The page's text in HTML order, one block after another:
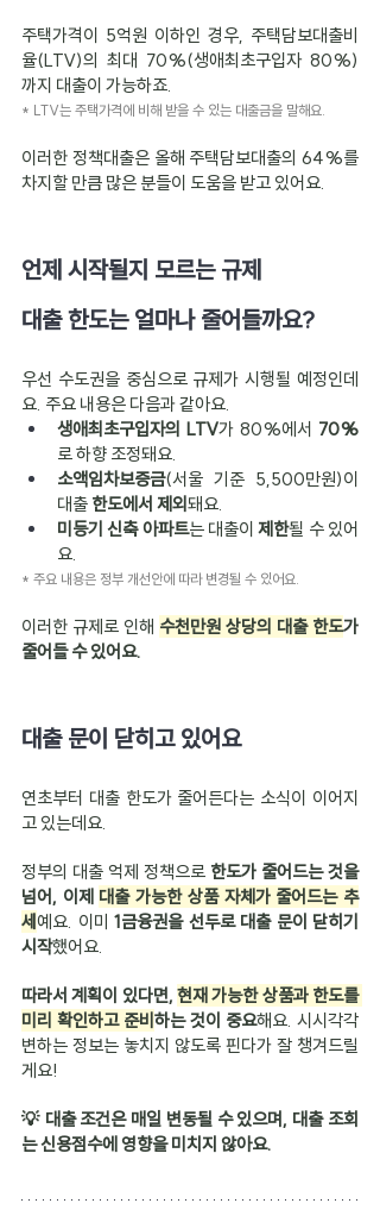
주택가격이 5억원 이하인 경우, 주택담보대출비
율(LTV)의 최대 70%(생애최초구입자 80%)
까지 대출이 가능하죠.
* LTV는 주택가격에 비해 받을 수 있는 대출금을 말해요.
이러한 정책대출은 올해 주택담보대출의 64%를
차지할 만큼 많은 분들이 도움을 받고 있어요.
언제 시작될지 모르는 규제
대출 한도는 얼마나 줄어들까요?
우선 수도권을 중심으로 규제가 시행될 예정인데
요. 주요 내용은 다음과 같아요.
생애최초구입자의 LTV가 80%에서 70%
로 하향 조정돼요.
소액임차보증금(서울 기준 5,500만원)이
대출 한도에서 제외돼요.
미등기 신축 아파트는 대출이 제한될 수 있어
요.
* 주요 내용은 정부 개선안에 따라 변경될 수 있어요.
이러한 규제로 인해 수천만원 상당의 대출 한도가
줄어들 수 있어요.
대출 문이 닫히고 있어요
연초부터 대출 한도가 줄어든다는 소식이 이어지
고 있는데요.
정부의 대출 억제 정책으로 한도가 줄어드는 것을
넘어, 이제 대출 가능한 상품 자체가 줄어드는 추
세예요. 이미 1금융권을 선두로 대출 문이 닫히기
시작했어요.
따라서 계획이 있다면, 현재 가능한 상품과 한도를
미리 확인하고 준비하는 것이 중요해요. 시시각각
변하는 정보는 놓치지 않도록 핀다가 잘 챙겨드릴
게요!
💡 대출 조건은 매일 변동될 수 있으며, 대출 조회
는 신용점수에 영향을 미치지 않아요.